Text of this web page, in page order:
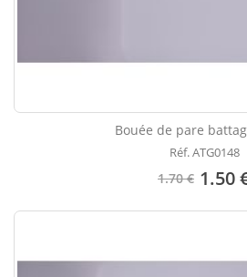
Bouée de pare
Réf. ATG0148
1.70 € 1.50